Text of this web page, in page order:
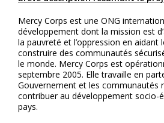
Mercy Corps est une ONG
développement dont la mission est
la pauvreté et l’oppression en aidant
construire des communautés
le monde. Mercy Corps est
septembre 2005. Elle travaille en
Gouvernement et les communautés
contribuer au développement socio-
pays.